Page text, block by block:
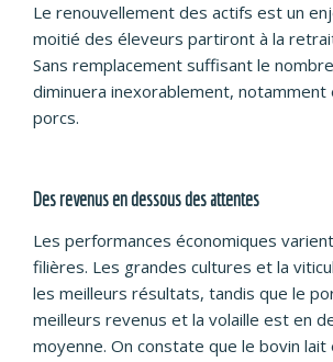
Le renouvellement des actifs est un
moitié des éleveurs partiront à la
Sans remplacement suffisant le
diminuera inexorablement, notamment
porcs.
Des revenus en dessous des attentes
Les performances économiques
filières. Les grandes cultures et la
les meilleurs résultats, tandis que le
meilleurs revenus et la volaille est en
moyenne. On constate que le bovin